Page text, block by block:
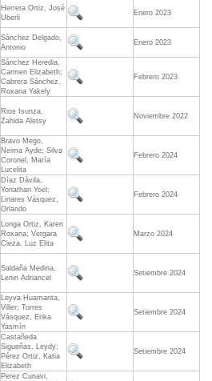
Herrera Ortiz, José
Uberli
Enero 2023
Sánchez Delgado,
Antonio
Enero 2023
Sánchez Heredia,
Carmen Elizabeth;
Cabrera Sánchez,
Roxana Yakely
Febrero 2023
Rios Isunza,
Zahida Aletsy
Noviembre 2022
Bravo Mego,
Neima Ayde; Silva
Coronel, María
Lucelita
Febrero 2024
Díaz Dávila,
Yonathan Yoel;
Linares Vásquez,
Orlando
Febrero 2024
Longa Ortiz, Karen
Roxana; Vergara
Cieza, Luz Elita
Marzo 2024
Saldaña Medina,
Lenin Adriancel
Setiembre 2024
Leyva Huamanta,
Viller; Torres
Vásquez, Erika
Yasmín
Setiembre 2024
Castañeda
Sigueñas, Leydy;
Pérez Ortiz, Katia
Elizabeth
Setiembre 2024
Perez Cunavi,